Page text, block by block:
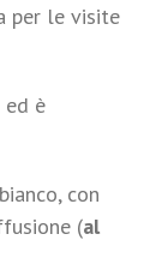
per le visite
ed è
con
(al